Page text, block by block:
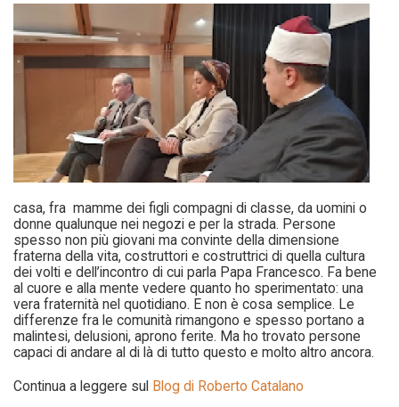
casa, fra mamme dei figli compagni di classe, da uomini o
donne qualunque nei negozi e per la strada. Persone
spesso non più giovani ma convinte della dimensione
fraterna della vita, costruttori e costruttrici di quella cultura
dei volti e dell’incontro di cui parla Papa Francesco. Fa bene
al cuore e alla mente vedere quanto ho sperimentato: una
vera fraternità nel quotidiano. E non è cosa semplice. Le
differenze fra le comunità rimangono e spesso portano a
malintesi, delusioni, aprono ferite. Ma ho trovato persone
capaci di andare al di là di tutto questo e molto altro ancora.
Continua a leggere sul Blog di Roberto Catalano